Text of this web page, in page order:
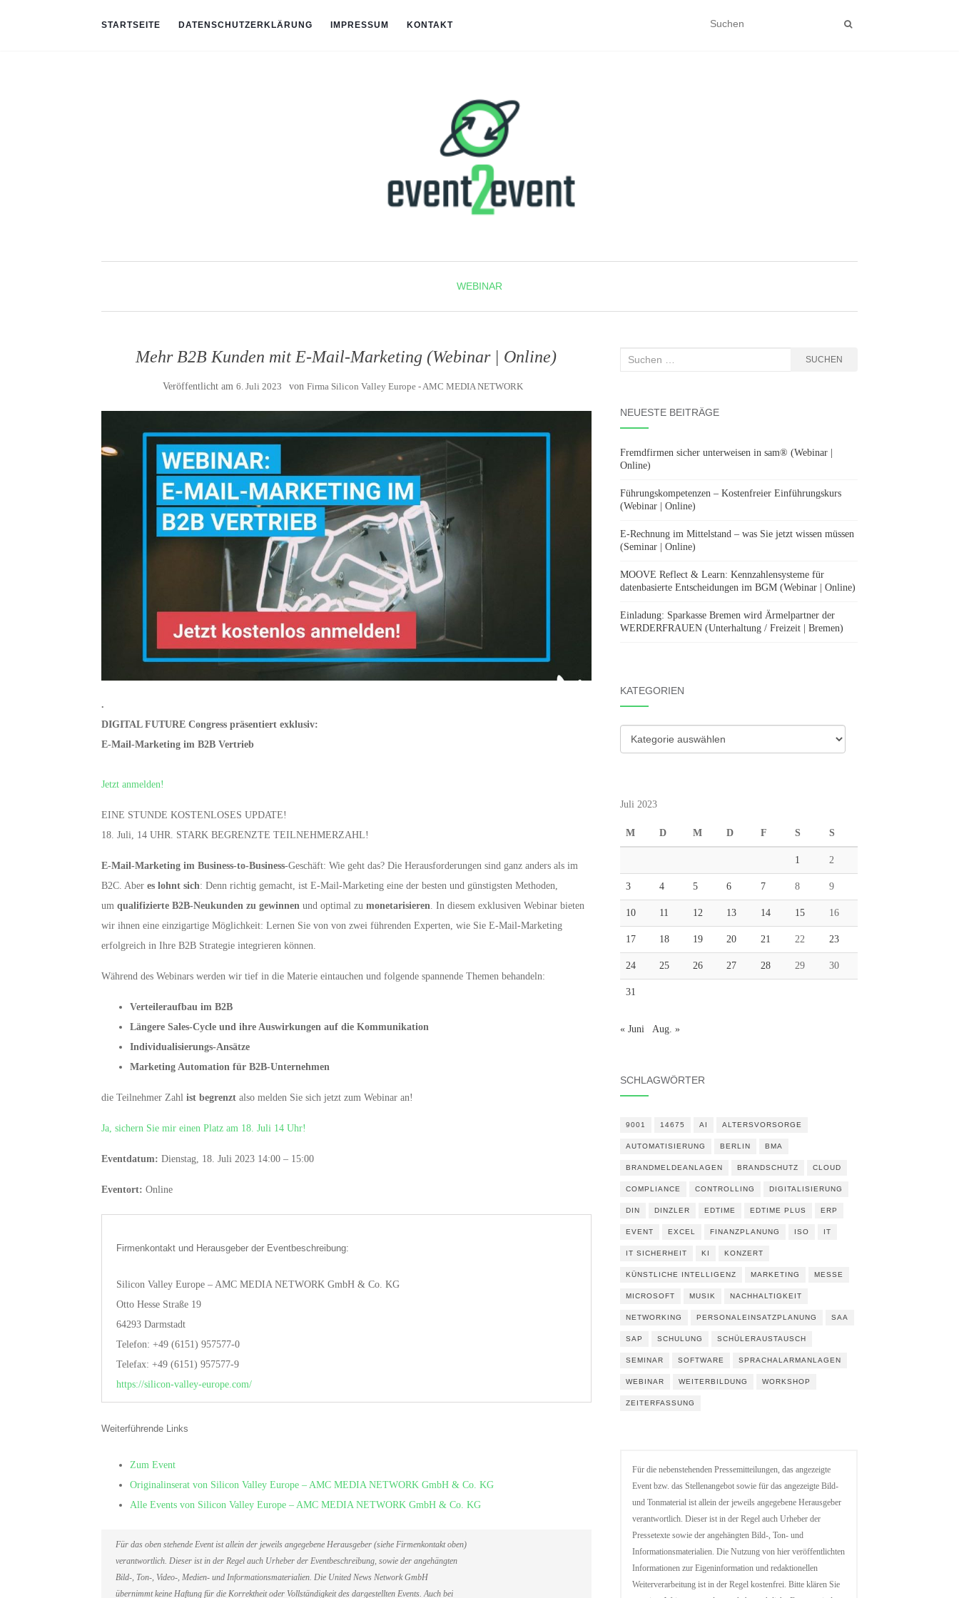
STARTSEITE DATENSCHUTZERKLÄRUNG IMPRESSUM KONTAKT
WEBINAR
Mehr B2B Kunden mit E-Mail-Marketing (Webinar | Online)
Veröffentlicht am 6. Juli 2023 von Firma Silicon Valley Europe - AMC MEDIA NETWORK
.
DIGITAL FUTURE Congress präsentiert exklusiv:
E-Mail-Marketing im B2B Vertrieb
Jetzt anmelden!
EINE STUNDE KOSTENLOSES UPDATE!
18. Juli, 14 UHR. STARK BEGRENZTE TEILNEHMERZAHL!
E-Mail-Marketing im Business-to-Business-Geschäft: Wie geht das? Die Herausforderungen sind ganz anders als im
B2C. Aber es lohnt sich: Denn richtig gemacht, ist E-Mail-Marketing eine der besten und günstigsten Methoden,
um qualifizierte B2B-Neukunden zu gewinnen und optimal zu monetarisieren . In diesem exklusiven Webinar bieten
wir ihnen eine einzigartige Möglichkeit: Lernen Sie von von zwei führenden Experten, wie Sie E-Mail-Marketing
erfolgreich in Ihre B2B Strategie integrieren können.
Während des Webinars werden wir tief in die Materie eintauchen und folgende spannende Themen behandeln:
Verteileraufbau im B2B
Längere Sales-Cycle und ihre Auswirkungen auf die Kommunikation
Individualisierungs-Ansätze
Marketing Automation für B2B-Unternehmen
die Teilnehmer Zahl ist begrenzt also melden Sie sich jetzt zum Webinar an!
Ja, sichern Sie mir einen Platz am 18. Juli 14 Uhr!
Eventdatum: Dienstag, 18. Juli 2023 14:00 – 15:00
Eventort: Online
Firmenkontakt und Herausgeber der Eventbeschreibung:
Silicon Valley Europe – AMC MEDIA NETWORK GmbH & Co. KG
Otto Hesse Straße 19
64293 Darmstadt
Telefon: +49 (6151) 957577-0
Telefax: +49 (6151) 957577-9
https://silicon-valley-europe.com/
Weiterführende Links
Zum Event
Originalinserat von Silicon Valley Europe – AMC MEDIA NETWORK GmbH & Co. KG
Alle Events von Silicon Valley Europe – AMC MEDIA NETWORK GmbH & Co. KG
Für das oben stehende Event ist allein der jeweils angegebene Herausgeber (siehe Firmenkontakt oben)
verantwortlich. Dieser ist in der Regel auch Urheber der Eventbeschreibung, sowie der angehängten
Bild-, Ton-, Video-, Medien- und Informationsmaterialien. Die United News Network GmbH
übernimmt keine Haftung für die Korrektheit oder Vollständigkeit des dargestellten Events. Auch bei
Suchen
SUCHEN
NEUESTE BEITRÄGE
Fremdfirmen sicher unterweisen in sam® (Webinar |
Online)
Führungskompetenzen – Kostenfreier Einführungskurs
(Webinar | Online)
E-Rechnung im Mittelstand – was Sie jetzt wissen müssen
(Seminar | Online)
MOOVE Reflect & Learn: Kennzahlensysteme für
datenbasierte Entscheidungen im BGM (Webinar | Online)
Einladung: Sparkasse Bremen wird Ärmelpartner der
WERDERFRAUEN (Unterhaltung / Freizeit | Bremen)
KATEGORIEN
Kategorien
Juli 2023
M D M D F S S
1 2
3 4 5 6 7 8 9
10 11 12 13 14 15 16
17 18 19 20 21 22 23
24 25 26 27 28 29 30
31
« Juni Aug. »
SCHLAGWÖRTER
9001 14675 AI ALTERSVORSORGE
AUTOMATISIERUNG BERLIN BMA
BRANDMELDEANLAGEN BRANDSCHUTZ CLOUD
COMPLIANCE CONTROLLING DIGITALISIERUNG
DIN DINZLER EDTIME EDTIME PLUS ERP
EVENT EXCEL FINANZPLANUNG ISO IT
IT SICHERHEIT KI KONZERT
KÜNSTLICHE INTELLIGENZ MARKETING MESSE
MICROSOFT MUSIK NACHHALTIGKEIT
NETWORKING PERSONALEINSATZPLANUNG SAA
SAP SCHULUNG SCHÜLERAUSTAUSCH
SEMINAR SOFTWARE SPRACHALARMANLAGEN
WEBINAR WEITERBILDUNG WORKSHOP
ZEITERFASSUNG
Für die nebenstehenden Pressemitteilungen, das angezeigte
Event bzw. das Stellenangebot sowie für das angezeigte Bild-
und Tonmaterial ist allein der jeweils angegebene Herausgeber
verantwortlich. Dieser ist in der Regel auch Urheber der
Pressetexte sowie der angehängten Bild-, Ton- und
Informationsmaterialien. Die Nutzung von hier veröffentlichten
Informationen zur Eigeninformation und redaktionellen
Weiterverarbeitung ist in der Regel kostenfrei. Bitte klären Sie